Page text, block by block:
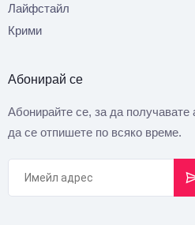
Лайфстайл
Крими
Абонирай се
Абонирайте се, за да
да се отпишете по всяко време.